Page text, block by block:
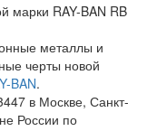
марки RAY-BAN RB
металлы и
черты новой
BAN.
в Москве, Санкт-
России по